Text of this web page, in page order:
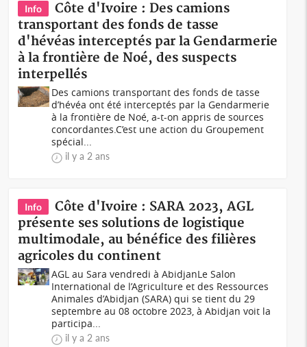
Info
Côte d'Ivoire : Des camions
transportant des fonds de tasse
d'hévéas interceptés par la Gendarmerie
à la frontière de Noé, des suspects
interpellés
Des camions transportant des fonds de tasse
d’hévéa ont été interceptés par la Gendarmerie
à la frontière de Noé, a-t-on appris de sources
concordantes.C’est une action du Groupement
spécial...
il y a 2 ans
Info
Côte d'Ivoire : SARA 2023, AGL
présente ses solutions de logistique
multimodale, au bénéfice des filières
agricoles du continent
AGL au Sara vendredi à AbidjanLe Salon
International de l’Agriculture et des Ressources
Animales d’Abidjan (SARA) qui se tient du 29
septembre au 08 octobre 2023, à Abidjan voit la
participa...
il y a 2 ans